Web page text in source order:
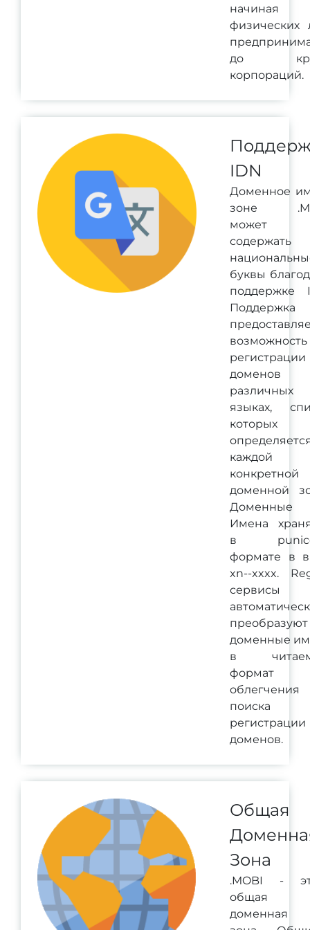
до
корпораций.
IDN
Доменное
зоне
может
содержать
буквы
поддержке
Поддержка
возможность
регистрации
доменов
различных
языках,
которых
каждой
конкретной
доменной
Доменные
Имена
в
формате в
xn--xxxx.
сервисы
преобразуют
доменные
в
формат
облегчения
регистрации
доменов.
Общая
Зона
.MOBI -
общая
доменная